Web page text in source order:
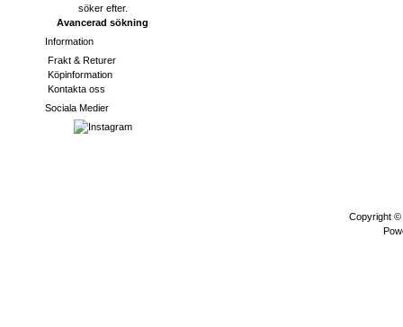
söker efter.
Avancerad sökning
Information
Frakt & Returer
Köpinformation
Kontakta oss
Sociala Medier
Copyright